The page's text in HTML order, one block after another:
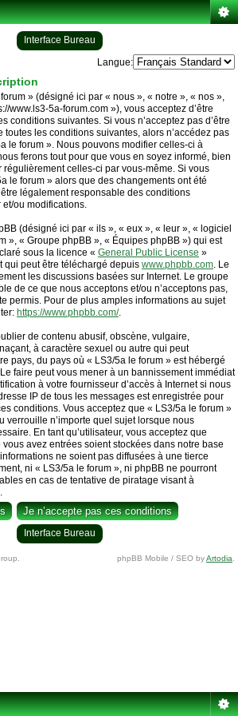
Interface Bureau
Langue:
» (désigné ici par « nous », « notre », « nos »,
www.ls3-5a-forum.com »), vous acceptez d’être
conditions suivantes. Si vous n’acceptez pas d’être
toutes les conditions suivantes, alors n’accédez pas
le forum ». Nous pouvons modifier celles-ci à
ferons tout pour que vous en soyez informé, bien
régulièrement celles-ci par vous-même. Si vous
le forum » alors que des changements ont été
légalement responsable des conditions
ou modifications.
(désigné ici par « ils », « eux », « leur », « logiciel
», « Groupe phpBB », « Équipes phpBB ») qui est
sous la licence « General Public License »
qui peut être téléchargé depuis www.phpbb.com. Le
les discussions basées sur Internet. Le groupe
de ce que nous acceptons et/ou n’acceptons pas,
permis. Pour de plus amples informations au sujet
https://www.phpbb.com/.
de contenu abusif, obscène, vulgaire,
à caractère sexuel ou autre qui peut
pays, du pays où « LS3/5a le forum » est hébergé
faire peut vous mener à un bannissement immédiat
à votre fournisseur d’accès à Internet si nous
IP de tous les messages est enregistrée pour
conditions. Vous acceptez que « LS3/5a le forum »
verrouille n’importe quel sujet lorsque nous
En tant qu’utilisateur, vous acceptez que
avez entrées soient stockées dans notre base
ne soient pas diffusées à une tierce
ni « LS3/5a le forum », ni phpBB ne pourront
en cas de tentative de piratage visant à
Interface Bureau
phpBB Mobile / SEO byArtodia